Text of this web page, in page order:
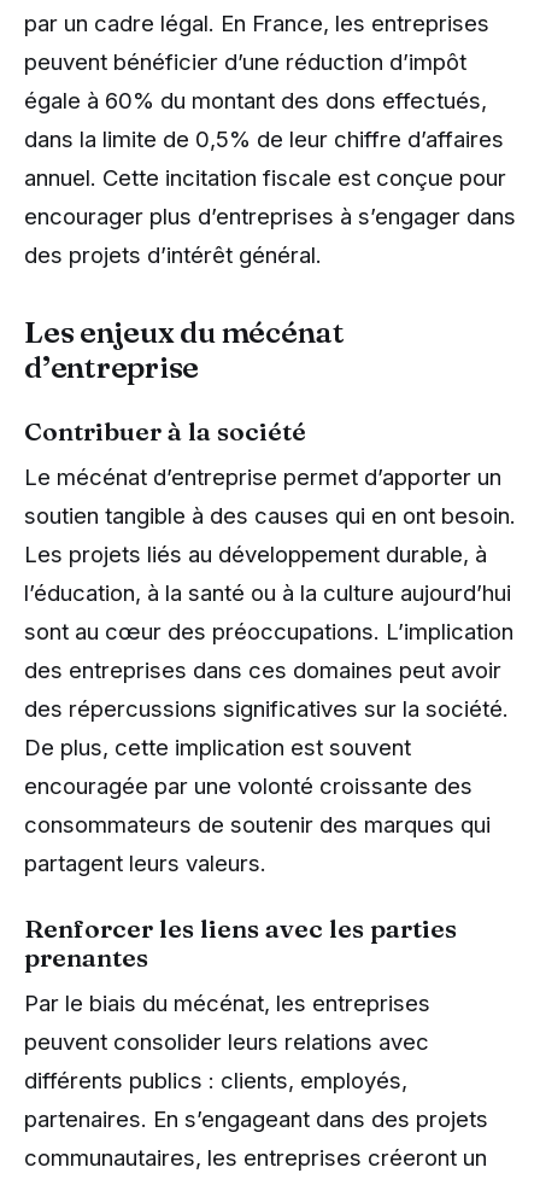
par un cadre légal. En France, les entreprises
peuvent bénéficier d’une réduction d’impôt
égale à 60% du montant des dons effectués,
dans la limite de 0,5% de leur chiffre d’affaires
annuel. Cette incitation fiscale est conçue pour
encourager plus d’entreprises à s’engager dans
des projets d’intérêt général.
Les enjeux du mécénat
d’entreprise
Contribuer à la société
Le mécénat d’entreprise permet d’apporter un
soutien tangible à des causes qui en ont besoin.
Les projets liés au développement durable, à
l’éducation, à la santé ou à la culture aujourd’hui
sont au cœur des préoccupations. L’implication
des entreprises dans ces domaines peut avoir
des répercussions significatives sur la société.
De plus, cette implication est souvent
encouragée par une volonté croissante des
consommateurs de soutenir des marques qui
partagent leurs valeurs.
Renforcer les liens avec les parties
prenantes
Par le biais du mécénat, les entreprises
peuvent consolider leurs relations avec
différents publics : clients, employés,
partenaires. En s’engageant dans des projets
communautaires, les entreprises créeront un